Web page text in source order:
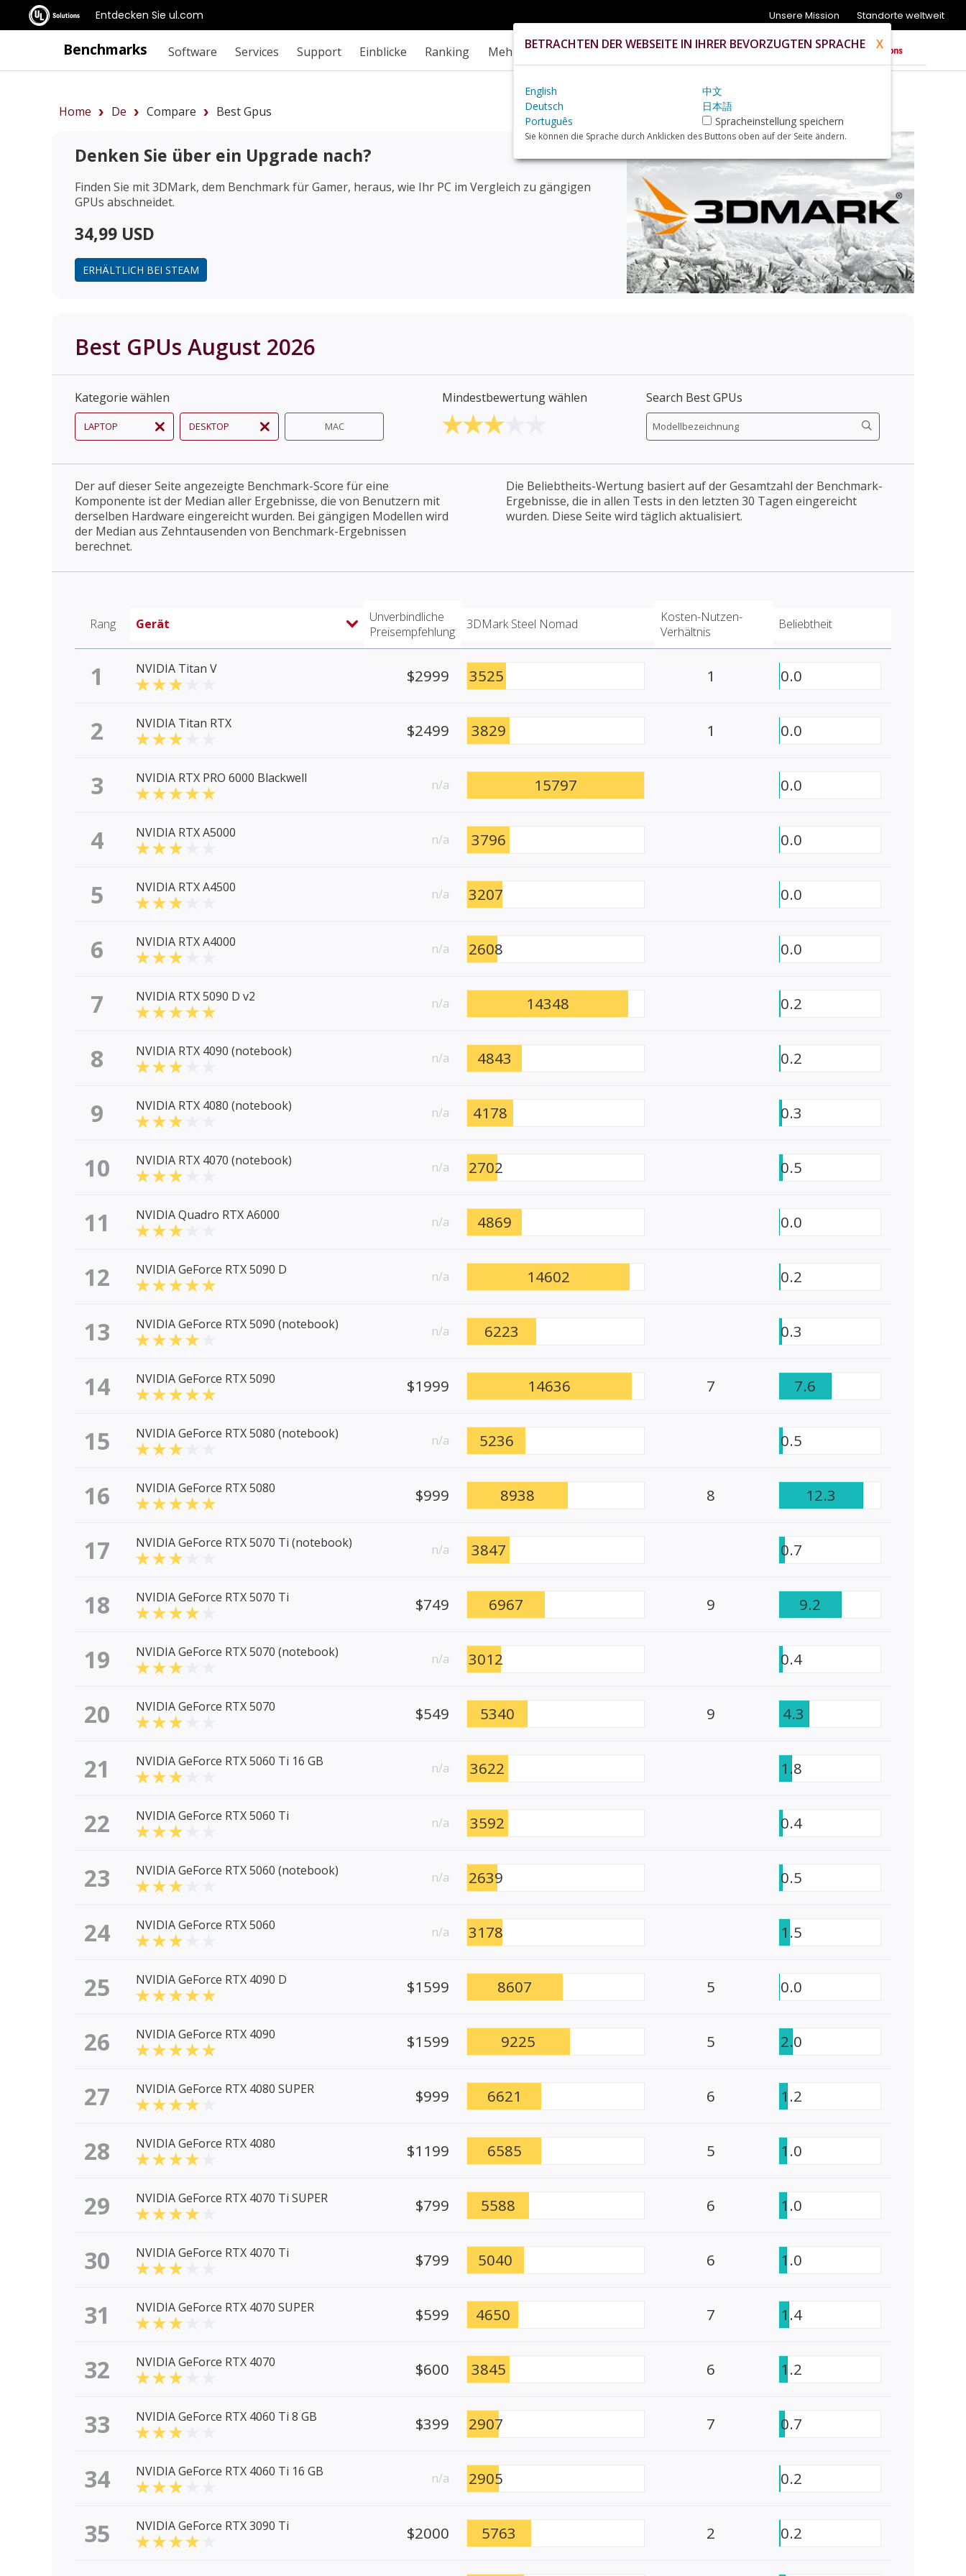
Entdecken Sie ul.com Unsere Mission Standorte weltweit
Benchmarks Software Services Support Einblicke Ranking Mehr
Home De Compare Best Gpus
Denken Sie über ein Upgrade nach?
Finden Sie mit 3DMark, dem Benchmark für Gamer, heraus, wie Ihr PC im Vergleich zu gängigen
GPUs abschneidet.
34,99 USD
ERHÄLTLICH BEI STEAM
Best GPUs August 2026
Kategorie wählen
LAPTOP DESKTOP MAC
Mindestbewertung wählen Search Best GPUs
Der auf dieser Seite angezeigte Benchmark-Score für eine
Komponente ist der Median aller Ergebnisse, die von Benutzern mit
derselben Hardware eingereicht wurden. Bei gängigen Modellen wird
der Median aus Zehntausenden von Benchmark-Ergebnissen
berechnet.
Die Beliebtheits-Wertung basiert auf der Gesamtzahl der Benchmark-
Ergebnisse, die in allen Tests in den letzten 30 Tagen eingereicht
wurden. Diese Seite wird täglich aktualisiert.
Rang Gerät
Unverbindliche
Preisempfehlung
3DMark Steel Nomad
Kosten-Nutzen-
Verhältnis
Beliebtheit
1 NVIDIA Titan V $2999 3525 1 0.0
2 NVIDIA Titan RTX $2499 3829 1 0.0
3 NVIDIA RTX PRO 6000 Blackwell n/a 15797 0.0
4 NVIDIA RTX A5000 n/a 3796 0.0
5 NVIDIA RTX A4500 n/a 3207 0.0
6 NVIDIA RTX A4000 n/a 2608 0.0
7 NVIDIA RTX 5090 D v2 n/a 14348 0.2
8 NVIDIA RTX 4090 (notebook) n/a 4843 0.2
9 NVIDIA RTX 4080 (notebook) n/a 4178 0.3
10 NVIDIA RTX 4070 (notebook) n/a 2702 0.5
11 NVIDIA Quadro RTX A6000 n/a 4869 0.0
12 NVIDIA GeForce RTX 5090 D n/a 14602 0.2
13 NVIDIA GeForce RTX 5090 (notebook) n/a 6223 0.3
14 NVIDIA GeForce RTX 5090 $1999 14636 7 7.6
15 NVIDIA GeForce RTX 5080 (notebook) n/a 5236 0.5
16 NVIDIA GeForce RTX 5080 $999 8938 8 12.3
17 NVIDIA GeForce RTX 5070 Ti (notebook) n/a 3847 0.7
18 NVIDIA GeForce RTX 5070 Ti $749 6967 9 9.2
19 NVIDIA GeForce RTX 5070 (notebook) n/a 3012 0.4
20 NVIDIA GeForce RTX 5070 $549 5340 9 4.3
21 NVIDIA GeForce RTX 5060 Ti 16 GB n/a 3622 1.8
22 NVIDIA GeForce RTX 5060 Ti n/a 3592 0.4
23 NVIDIA GeForce RTX 5060 (notebook) n/a 2639 0.5
24 NVIDIA GeForce RTX 5060 n/a 3178 1.5
25 NVIDIA GeForce RTX 4090 D $1599 8607 5 0.0
26 NVIDIA GeForce RTX 4090 $1599 9225 5 2.0
27 NVIDIA GeForce RTX 4080 SUPER $999 6621 6 1.2
28 NVIDIA GeForce RTX 4080 $1199 6585 5 1.0
29 NVIDIA GeForce RTX 4070 Ti SUPER $799 5588 6 1.0
30 NVIDIA GeForce RTX 4070 Ti $799 5040 6 1.0
31 NVIDIA GeForce RTX 4070 SUPER $599 4650 7 1.4
32 NVIDIA GeForce RTX 4070 $600 3845 6 1.2
33 NVIDIA GeForce RTX 4060 Ti 8 GB $399 2907 7 0.7
34 NVIDIA GeForce RTX 4060 Ti 16 GB n/a 2905 0.2
35 NVIDIA GeForce RTX 3090 Ti $2000 5763 2 0.2
BETRACHTEN DER WEBSEITE IN IHRER BEVORZUGTEN SPRACHE X
English
中文
Deutsch
日本語
Português
Spracheinstellung speichern
Sie können die Sprache durch Anklicken des Buttons oben auf der Seite ändern.